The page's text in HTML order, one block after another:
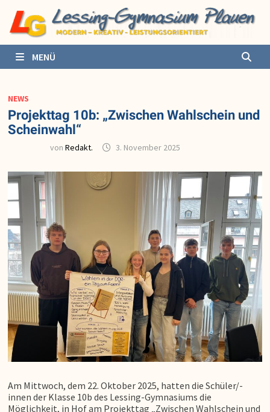
zum
Inhalt
MENÜ
NEWS
Projekttag 10b: „Zwischen Wahlschein und
Scheinwahl“
vonRedakt. 3. November 2025
Am Mittwoch, dem 22. Oktober 2025, hatten die Schüler/-
innen der Klasse 10b des Lessing-Gymnasiums die
Möglichkeit, in Hof am Projekttag „Zwischen Wahlschein und